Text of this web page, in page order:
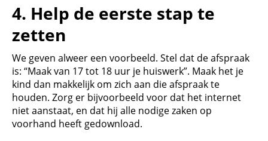
4. Help de eerste stap te
zetten
We geven alweer een voorbeeld. Stel dat de afspraak
is: “Maak van 17 tot 18 uur je huiswerk”. Maak het je
kind dan makkelijk om zich aan die afspraak te
houden. Zorg er bijvoorbeeld voor dat het internet
niet aanstaat, en dat hij alle nodige zaken op
voorhand heeft gedownload.